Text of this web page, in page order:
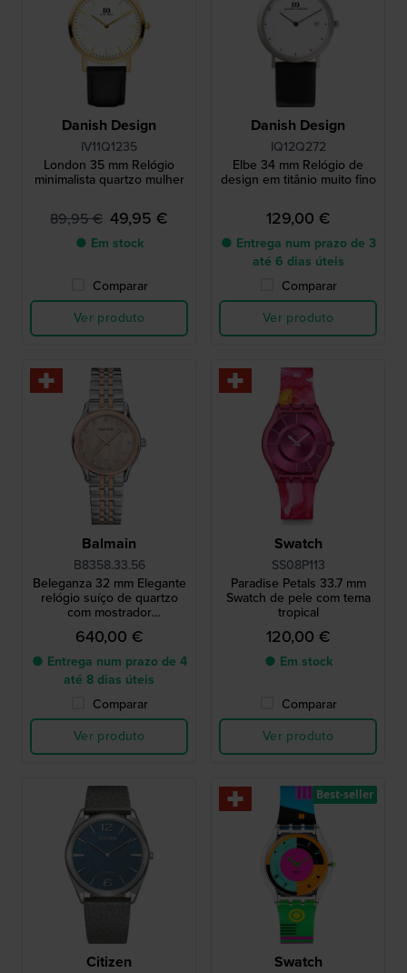
Danish Design
IV11Q1235
London 35 mm Relógio
minimalista quartzo mulher
89,95 € 49,95 €
● Em stock
Comparar
Ver produto
Danish Design
IQ12Q272
Elbe 34 mm Relógio de
design em titânio muito fino
129,00 €
● Entrega num prazo de 3
até 6 dias úteis
Comparar
Ver produto
Balmain
B8358.33.56
Beleganza 32 mm Elegante
relógio suíço de quartzo
com mostrador
Madrepérola e índices de
diamantes
640,00 €
● Entrega num prazo de 4
até 8 dias úteis
Comparar
Ver produto
Swatch
SS08P113
Paradise Petals 33.7 mm
Swatch de pele com tema
tropical
120,00 €
● Em stock
Comparar
Ver produto
Citizen Swatch
Best-seller